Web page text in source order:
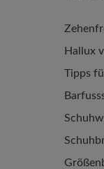
Hallux
Tipps